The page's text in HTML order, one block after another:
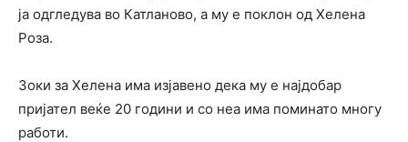
ја одгледува во Катланово, а му е поклон од Хелена
Роза.
Зоки за Хелена има изјавено дека му е најдобар
пријател веќе 20 години и со неа има поминато многу
работи.